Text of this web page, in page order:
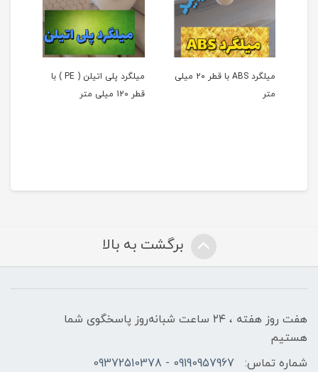
میلگرد ABS با قطر 2۰ میلی
متر
میلگرد پلی اتیلن ( PE ) با
قطر 12۰ میلی متر
برگشت به بالا
هفت روز هفته ، ۲۴ ساعت شبانه‌روز پاسخگوی شما
هستیم
شماره تماس:
09190957967 - 09372510378